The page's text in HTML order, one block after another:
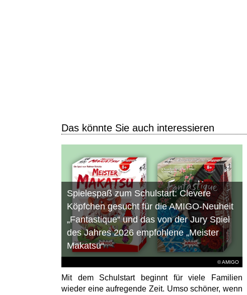
Das könnte Sie auch interessieren
© AMIGO
Spielespaß zum Schulstart: Clevere
Köpfchen gesucht für die AMIGO-Neuheit
„Fantastique“ und das von der Jury Spiel
des Jahres 2026 empfohlene „Meister
Makatsu“
Mit dem Schulstart beginnt für viele Familien
wieder eine aufregende Zeit. Umso schöner, wenn